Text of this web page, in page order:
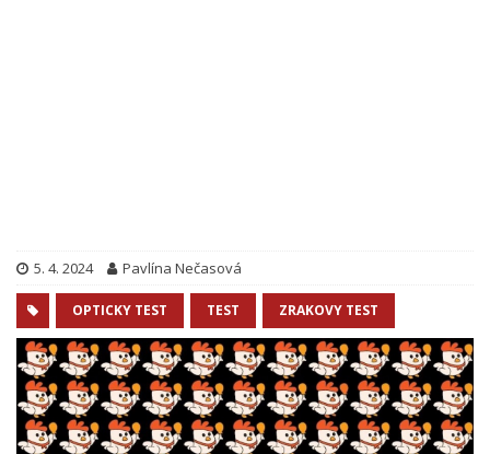
5. 4. 2024 Pavlína Nečasová
OPTICKY TEST TEST ZRAKOVY TEST